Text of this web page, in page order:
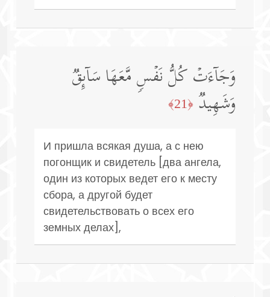
وَجَاۤءَتۡ كُلُّ نَفۡسࣲ مَّعَهَا سَاۤىِٕقࣱ
وَشَهِیدࣱ ﴿21﴾
И пришла всякая душа, а с нею
погонщик и свидетель [два ангела,
один из которых ведет его к месту
сбора, а другой будет
свидетельствовать о всех его
земных делах],